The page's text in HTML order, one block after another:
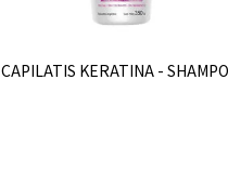
CAPILATIS KERATINA -